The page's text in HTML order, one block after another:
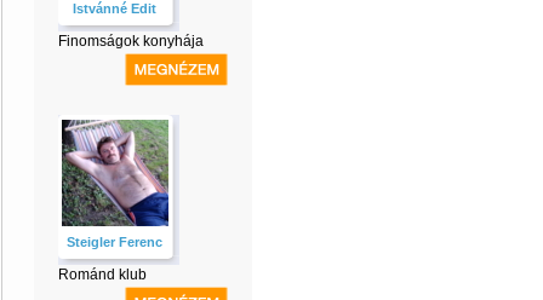
Istvánné Edit
Finomságok konyhája
Steigler Ferenc
Románd klub